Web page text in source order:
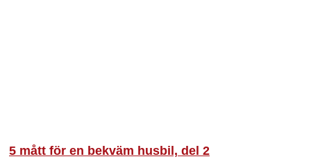
5 mått för en bekväm husbil, del 2